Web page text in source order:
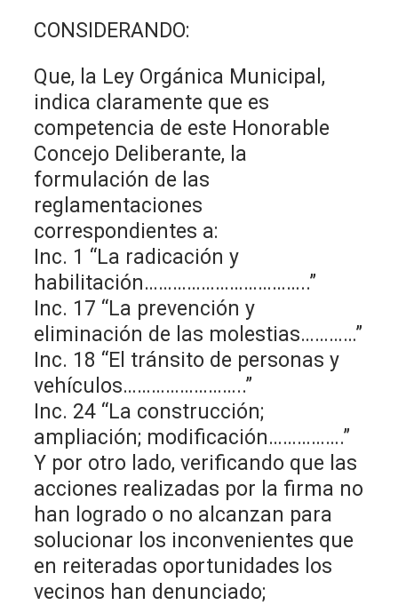
CONSIDERANDO:
Que, la Ley Orgánica Municipal,
indica claramente que es
competencia de este Honorable
Concejo Deliberante, la
formulación de las
reglamentaciones
correspondientes a:
Inc. 1 “La radicación y
habilitación……………………………..”
Inc. 17 “La prevención y
eliminación de las molestias…………”
Inc. 18 “El tránsito de personas y
vehículos……………………..”
Inc. 24 “La construcción;
ampliación; modificación…………….”
Y por otro lado, verificando que las
acciones realizadas por la firma no
han logrado o no alcanzan para
solucionar los inconvenientes que
en reiteradas oportunidades los
vecinos han denunciado;